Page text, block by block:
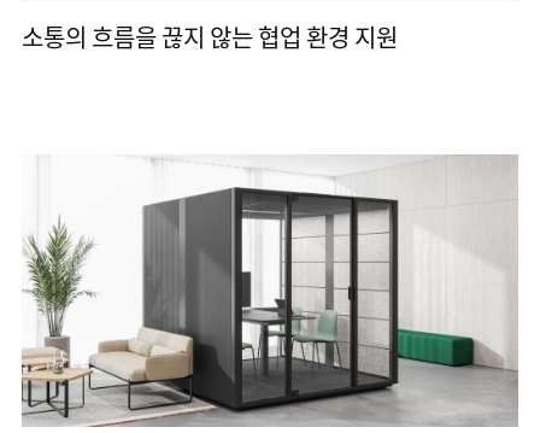
소통의 흐름을 끊지 않는 협업 환경 지원